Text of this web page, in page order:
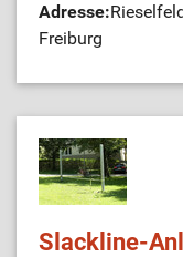
Adresse:
Freiburg
Slackline-